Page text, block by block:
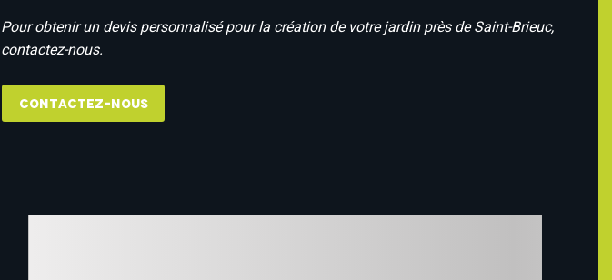
Pour obtenir un devis personnalisé pour la création de votre jardin près de Saint-Brieuc,
contactez-nous.
Contactez-nous